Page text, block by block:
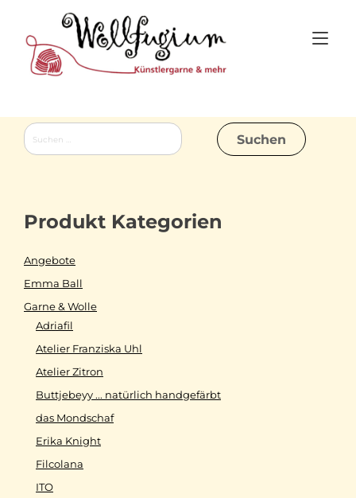
content
Suchen
nach:
Produkt Kategorien
Angebote
Emma Ball
Garne & Wolle
Adriafil
Atelier Franziska Uhl
Atelier Zitron
Buttjebeyy ... natürlich handgefärbt
das Mondschaf
Erika Knight
Filcolana
ITO